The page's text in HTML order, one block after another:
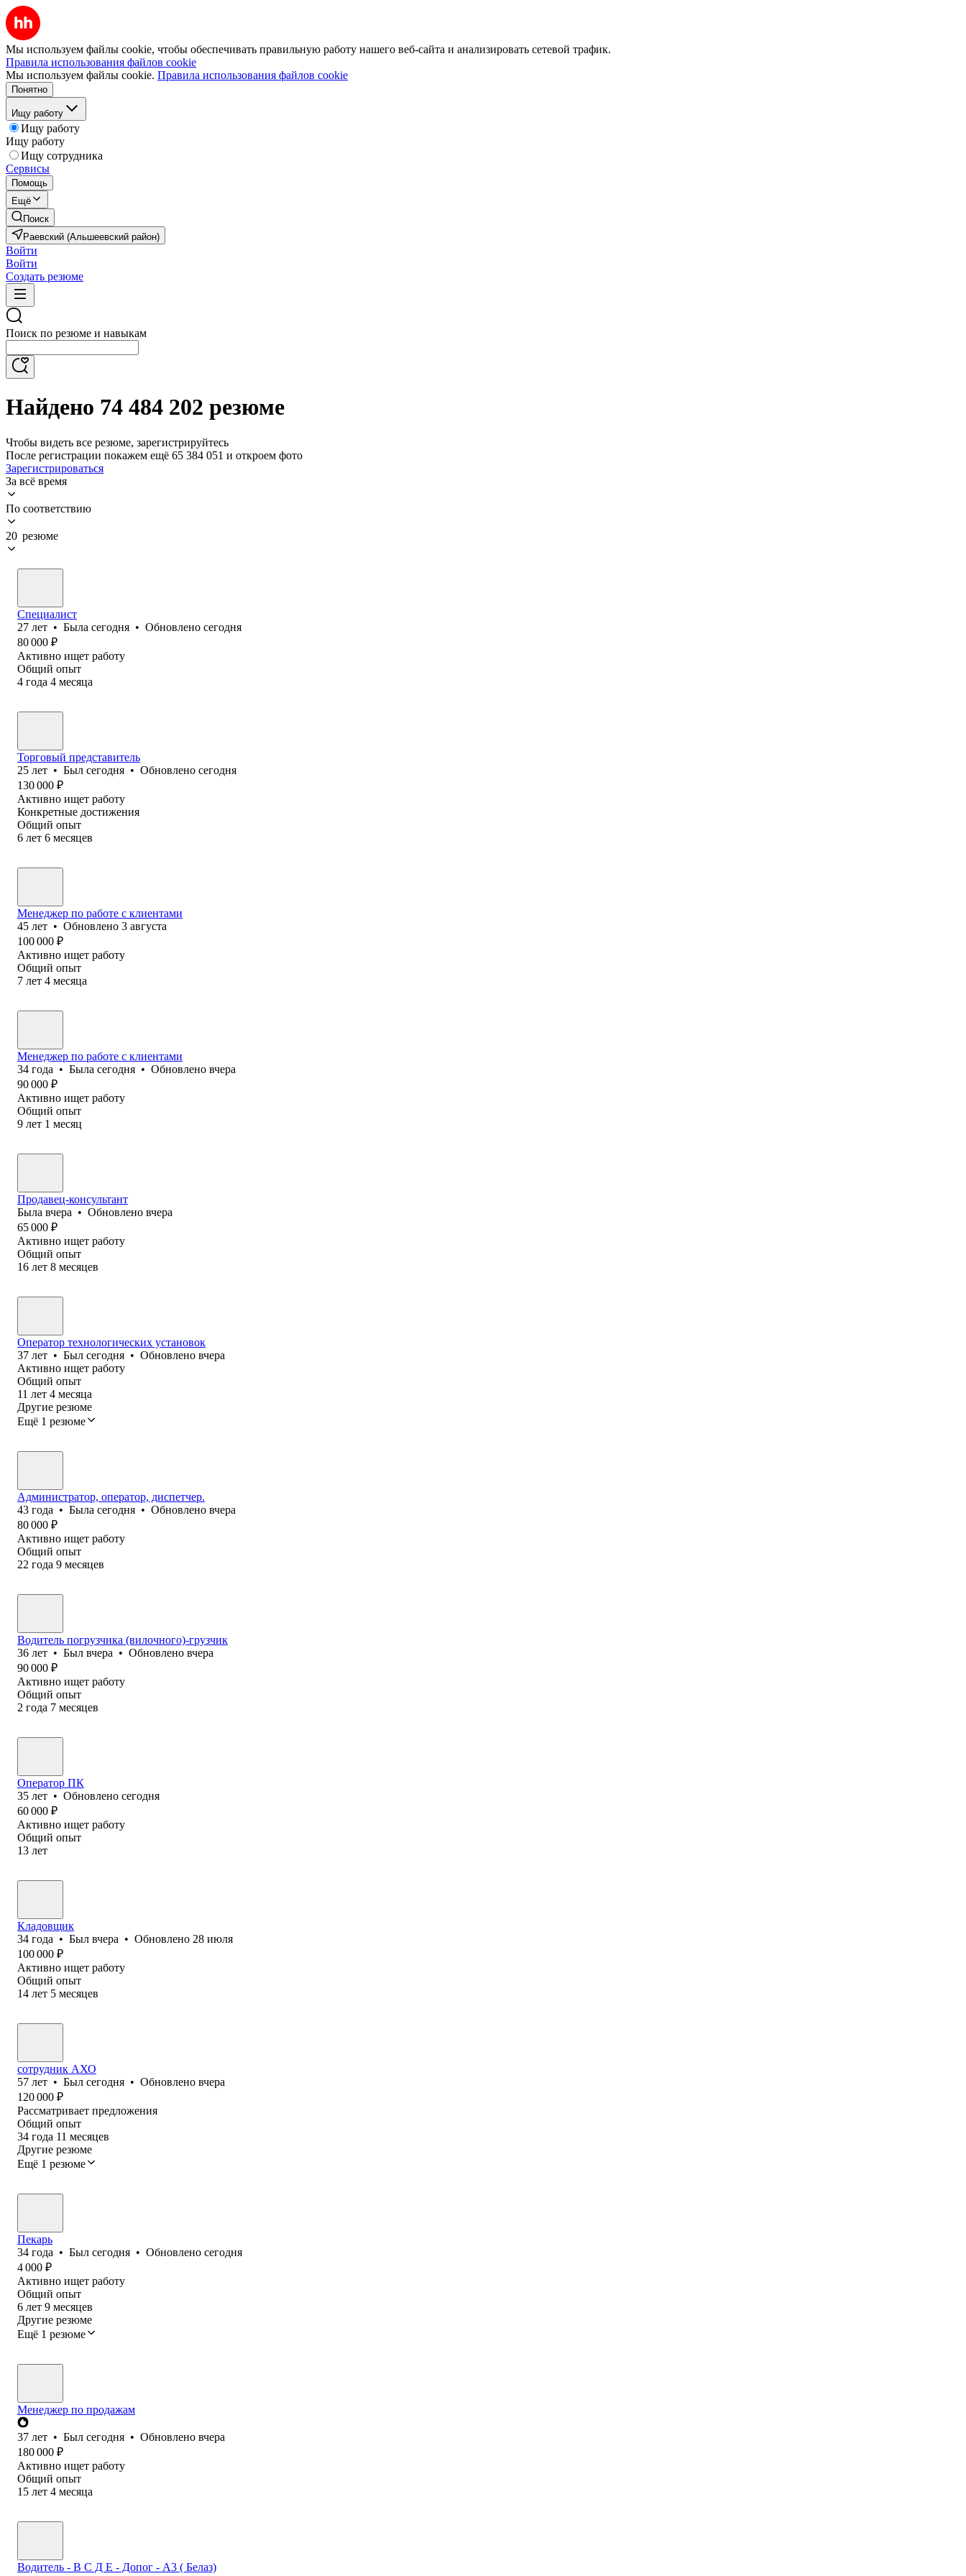
Мы используем файлы cookie, чтобы обеспечивать правильную работу нашего веб-сайта и анализировать сетевой трафик.
Правила использования файлов cookie
Мы используем файлы cookie. Правила использования файлов cookie
Понятно
Ищу работу
Ищу работу
Ищу работу
Ищу сотрудника
Сервисы
Помощь
Ещё
Поиск
Раевский (Альшеевский район)
Войти
Войти
Создать резюме
Поиск по резюме и навыкам
Найдено 74 484 202 резюме
Чтобы видеть все резюме, зарегистрируйтесь
После регистрации покажем ещё 65 384 051 и откроем фото
Зарегистрироваться
За всё время
По соответствию
20 резюме
Специалист
27 лет • Была сегодня • Обновлено сегодня
80 000 ₽
Активно ищет работу
Общий опыт
4 года 4 месяца
Торговый представитель
25 лет • Был сегодня • Обновлено сегодня
130 000 ₽
Активно ищет работу
Конкретные достижения
Общий опыт
6 лет 6 месяцев
Менеджер по работе с клиентами
45 лет • Обновлено 3 августа
100 000 ₽
Активно ищет работу
Общий опыт
7 лет 4 месяца
Менеджер по работе с клиентами
34 года • Была сегодня • Обновлено вчера
90 000 ₽
Активно ищет работу
Общий опыт
9 лет 1 месяц
Продавец-консультант
Была вчера • Обновлено вчера
65 000 ₽
Активно ищет работу
Общий опыт
16 лет 8 месяцев
Оператор технологических установок
37 лет • Был сегодня • Обновлено вчера
Активно ищет работу
Общий опыт
11 лет 4 месяца
Другие резюме
Ещё 1 резюме
Администратор, оператор, диспетчер.
43 года • Была сегодня • Обновлено вчера
80 000 ₽
Активно ищет работу
Общий опыт
22 года 9 месяцев
Водитель погрузчика (вилочного)-грузчик
36 лет • Был вчера • Обновлено вчера
90 000 ₽
Активно ищет работу
Общий опыт
2 года 7 месяцев
Оператор ПК
35 лет • Обновлено сегодня
60 000 ₽
Активно ищет работу
Общий опыт
13 лет
Кладовщик
34 года • Был вчера • Обновлено 28 июля
100 000 ₽
Активно ищет работу
Общий опыт
14 лет 5 месяцев
сотрудник АХО
57 лет • Был сегодня • Обновлено вчера
120 000 ₽
Рассматривает предложения
Общий опыт
34 года 11 месяцев
Другие резюме
Ещё 1 резюме
Пекарь
34 года • Был сегодня • Обновлено сегодня
4 000 ₽
Активно ищет работу
Общий опыт
6 лет 9 месяцев
Другие резюме
Ещё 1 резюме
Менеджер по продажам
37 лет • Был сегодня • Обновлено вчера
180 000 ₽
Активно ищет работу
Общий опыт
15 лет 4 месяца
Водитель - В С Д Е - Допог - А3 ( Белаз)